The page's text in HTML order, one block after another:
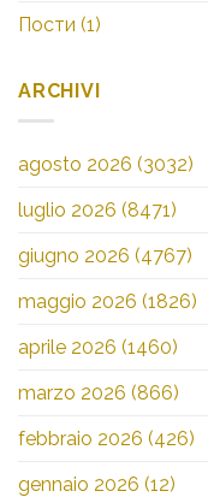
Пости (1)
ARCHIVI
agosto 2026 (3032)
luglio 2026 (8471)
giugno 2026 (4767)
maggio 2026 (1826)
aprile 2026 (1460)
marzo 2026 (866)
febbraio 2026 (426)
gennaio 2026 (12)